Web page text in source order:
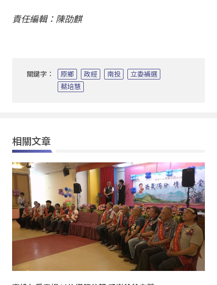
責任編輯：陳劭麒
關鍵字： 原鄉 政經 南投
立委補選
蔡培慧
相關文章